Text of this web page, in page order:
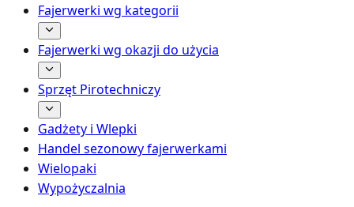
Fajerwerki wg kategorii
Fajerwerki wg okazji do użycia
Sprzęt Pirotechniczy
Gadżety i Wlepki
Handel sezonowy fajerwerkami
Wielopaki
Wypożyczalnia